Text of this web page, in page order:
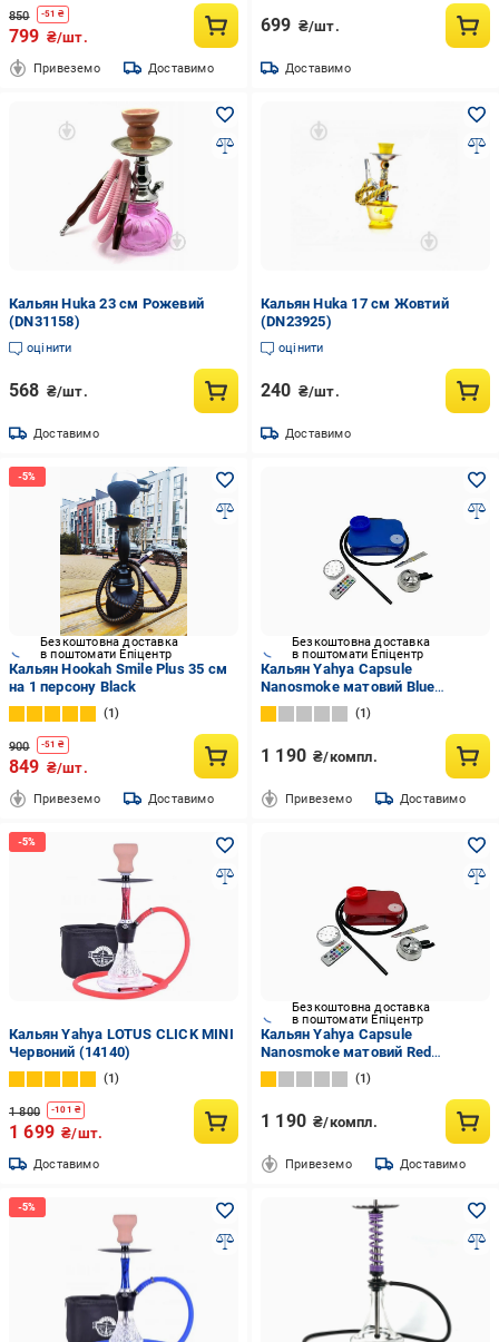
850 -51 ₴
799 ₴/шт.
Привеземо Доставимо
699 ₴/шт.
Доставимо
Кальян Huka 23 см Рожевий
(DN31158)
оцінити
568 ₴/шт.
Доставимо
Кальян Huka 17 см Жовтий
(DN23925)
оцінити
240 ₴/шт.
Доставимо
Безкоштовна доставка
в поштомати Епіцентр
Кальян Hookah Smile Plus 35 см
на 1 персону Black
1
900 -51 ₴
849 ₴/шт.
Привеземо Доставимо
Безкоштовна доставка
в поштомати Епіцентр
Кальян Yahya Capsule
Nanosmoke матовий Blue
(12216693)
1
1 190 ₴/компл.
Привеземо Доставимо
Кальян Yahya LOTUS CLICK MINI
Червоний (14140)
1
1 800 -101 ₴
1 699 ₴/шт.
Доставимо
Безкоштовна доставка
в поштомати Епіцентр
Кальян Yahya Capsule
Nanosmoke матовий Red
(12216692)
1
1 190 ₴/компл.
Привеземо Доставимо